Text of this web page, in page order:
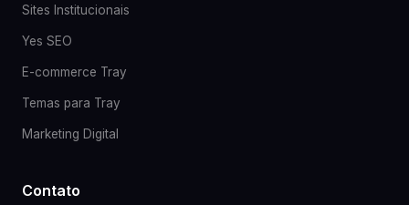
Sites Institucionais
Yes SEO
E-commerce Tray
Temas para Tray
Marketing Digital
Contato